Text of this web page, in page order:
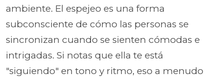
ambiente. El espejeo es una forma
subconsciente de cómo las personas se
sincronizan cuando se sienten cómodas e
intrigadas. Si notas que ella te está
"siguiendo" en tono y ritmo, eso a menudo